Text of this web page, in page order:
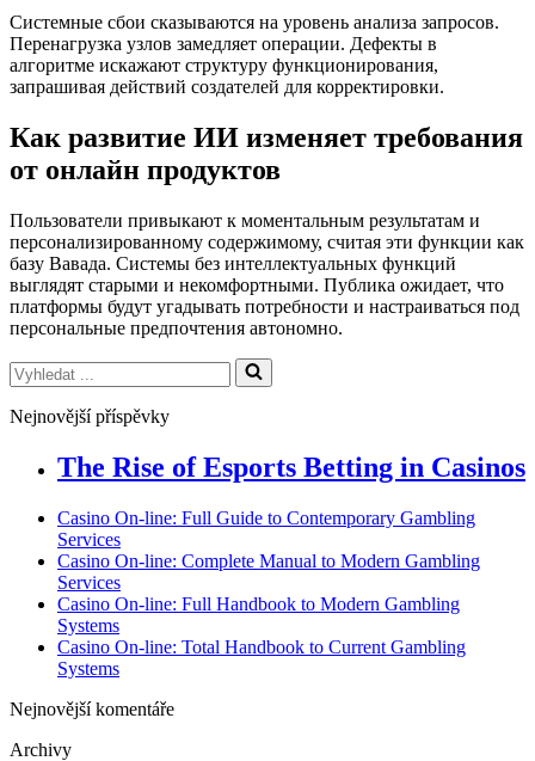
Системные сбои сказываются на уровень анализа запросов.
Перенагрузка узлов замедляет операции. Дефекты в
алгоритме искажают структуру функционирования,
запрашивая действий создателей для корректировки.
Как развитие ИИ изменяет требования
от онлайн продуктов
Пользователи привыкают к моментальным результатам и
персонализированному содержимому, считая эти функции как
базу Вавада. Системы без интеллектуальных функций
выглядят старыми и некомфортными. Публика ожидает, что
платформы будут угадывать потребности и настраиваться под
персональные предпочтения автономно.
Vyhledat
...
Nejnovější příspěvky
The Rise of Esports Betting in Casinos
Casino On-line: Full Guide to Contemporary Gambling
Services
Casino On-line: Complete Manual to Modern Gambling
Services
Casino On-line: Full Handbook to Modern Gambling
Systems
Casino On-line: Total Handbook to Current Gambling
Systems
Nejnovější komentáře
Archivy